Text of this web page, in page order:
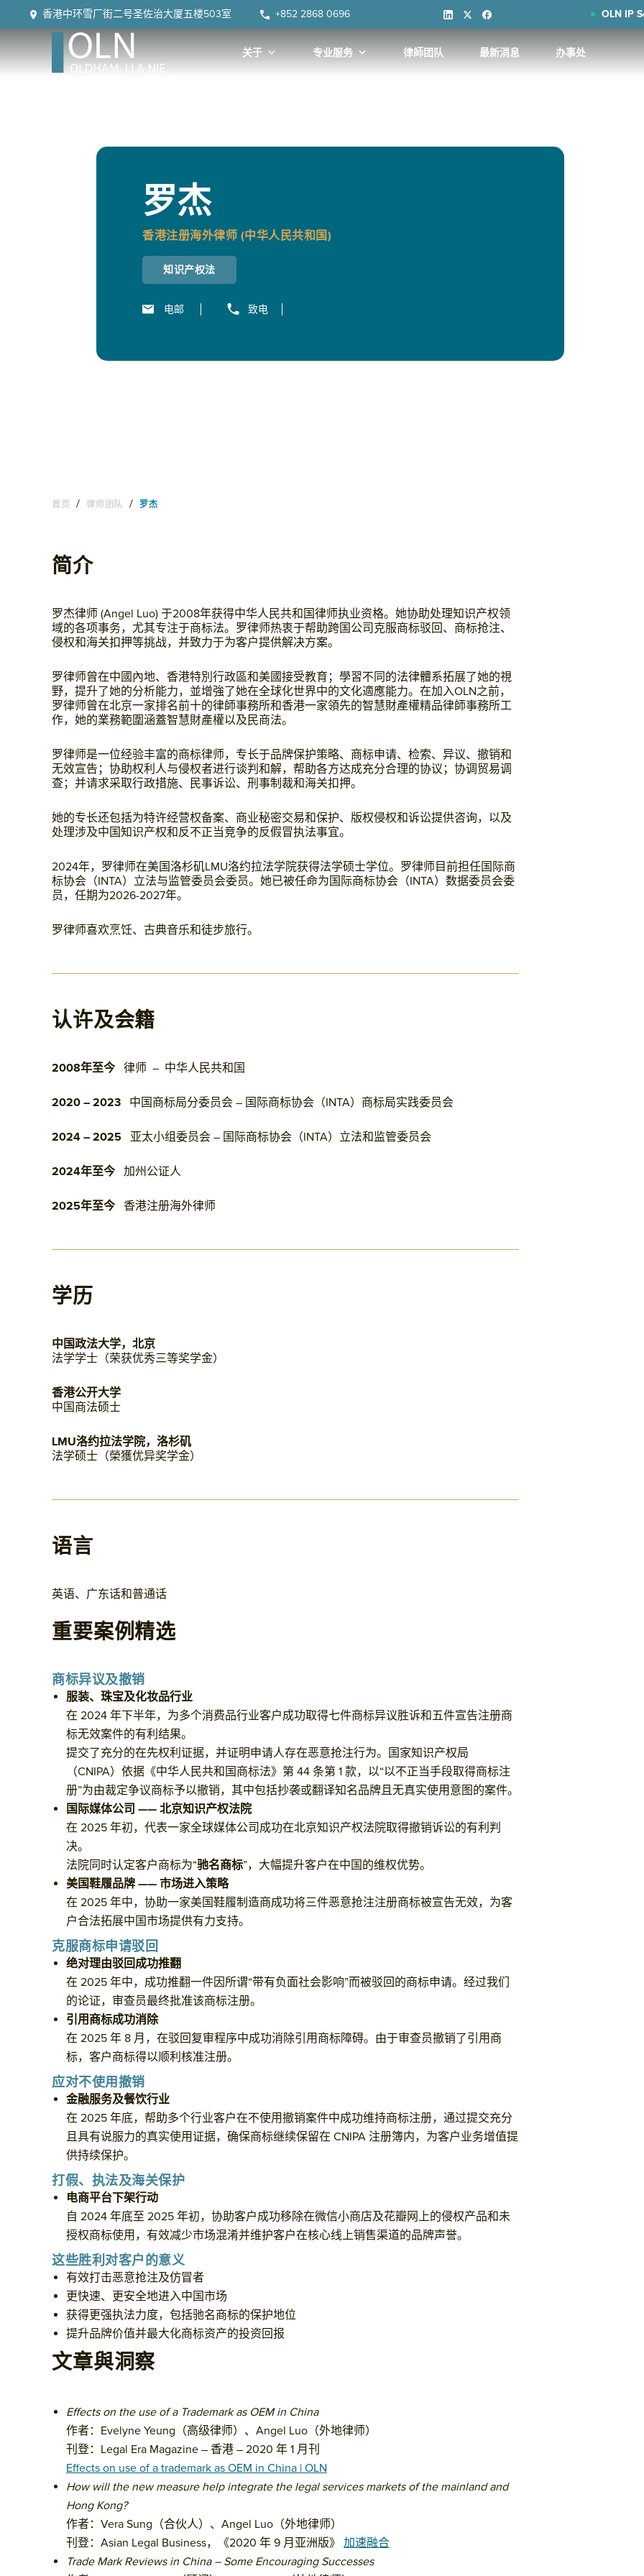
Skip
to
primary
navigation
Skip
to
main
content
Skip
to
primary
sidebar
Skip
to
footer
香港中环雪厂街二号圣佐治大厦五楼503室 +852 2868 0696 OLN IP
关于 专业服务 律師团队 最新消息 办事处
罗杰
香港注册海外律师 (中华人民共和国)
知识产权法
电邮 致电
首页 / 律师团队 / 罗杰
简介
罗杰律师 (Angel Luo) 于2008年获得中华人民共和国律师执业资格。她协助处理知识产权领
域的各项事务，尤其专注于商标法。罗律师热衷于帮助跨国公司克服商标驳回、商标抢注、
侵权和海关扣押等挑战，并致力于为客户提供解决方案。
罗律师曾在中國內地、香港特別行政區和美國接受教育；學習不同的法律體系拓展了她的視
野，提升了她的分析能力，並增強了她在全球化世界中的文化適應能力。在加入OLN之前，
罗律师曾在北京一家排名前十的律師事務所和香港一家領先的智慧財產權精品律師事務所工
作，她的業務範圍涵蓋智慧財產權以及民商法。
罗律师是一位经验丰富的商标律师，专长于品牌保护策略、商标申请、检索、异议、撤销和
无效宣告；协助权利人与侵权者进行谈判和解，帮助各方达成充分合理的协议；协调贸易调
查；并请求采取行政措施、民事诉讼、刑事制裁和海关扣押。
她的专长还包括为特许经营权备案、商业秘密交易和保护、版权侵权和诉讼提供咨询，以及
处理涉及中国知识产权和反不正当竞争的反假冒执法事宜。
2024年，罗律师在美国洛杉矶LMU洛约拉法学院获得法学硕士学位。罗律师目前担任国际商
标协会（INTA）立法与监管委员会委员。她已被任命为国际商标协会（INTA）数据委员会委
员，任期为2026-2027年。
罗律师喜欢烹饪、古典音乐和徒步旅行。
认许及会籍
2008年至今 律师 – 中华人民共和国
2020 – 2023 中国商标局分委员会 – 国际商标协会（INTA）商标局实践委员会
2024 – 2025 亚太小组委员会 – 国际商标协会（INTA）立法和监管委员会
2024年至今 加州公证人
2025年至今 香港注册海外律师
学历
中国政法大学，北京
法学学士（荣获优秀三等奖学金）
香港公开大学
中国商法硕士
LMU洛约拉法学院，洛杉矶
法学硕士（榮獲优异奖学金）
语言
英语、广东话和普通话
重要案例精选
商标异议及撤销
服装、珠宝及化妆品行业
在 2024 年下半年，为多个消费品行业客户成功取得七件商标异议胜诉和五件宣告注册商
标无效案件的有利结果。
提交了充分的在先权利证据，并证明申请人存在恶意抢注行为。国家知识产权局
（CNIPA）依据《中华人民共和国商标法》第 44 条第 1 款，以“以不正当手段取得商标注
册”为由裁定争议商标予以撤销，其中包括抄袭或翻译知名品牌且无真实使用意图的案件。
国际媒体公司 —— 北京知识产权法院
在 2025 年初，代表一家全球媒体公司成功在北京知识产权法院取得撤销诉讼的有利判
决。
法院同时认定客户商标为“驰名商标”，大幅提升客户在中国的维权优势。
美国鞋履品牌 —— 市场进入策略
在 2025 年中，协助一家美国鞋履制造商成功将三件恶意抢注注册商标被宣告无效，为客
户合法拓展中国市场提供有力支持。
克服商标申请驳回
绝对理由驳回成功推翻
在 2025 年中，成功推翻一件因所谓“带有负面社会影响”而被驳回的商标申请。经过我们
的论证，审查员最终批准该商标注册。
引用商标成功消除
在 2025 年 8 月，在驳回复审程序中成功消除引用商标障碍。由于审查员撤销了引用商
标，客户商标得以顺利核准注册。
应对不使用撤销
金融服务及餐饮行业
在 2025 年底，帮助多个行业客户在不使用撤销案件中成功维持商标注册，通过提交充分
且具有说服力的真实使用证据，确保商标继续保留在 CNIPA 注册簿内，为客户业务增值提
供持续保护。
打假、执法及海关保护
电商平台下架行动
自 2024 年底至 2025 年初，协助客户成功移除在微信小商店及花瓣网上的侵权产品和未
授权商标使用，有效减少市场混淆并维护客户在核心线上销售渠道的品牌声誉。
这些胜利对客户的意义
有效打击恶意抢注及仿冒者
更快速、更安全地进入中国市场
获得更强执法力度，包括驰名商标的保护地位
提升品牌价值并最大化商标资产的投资回报
文章與洞察
Effects on the use of a Trademark as OEM in China
作者：Evelyne Yeung（高级律师）、Angel Luo（外地律师）
刊登：Legal Era Magazine – 香港 – 2020 年 1 月刊
Effects on use of a trademark as OEM in China | OLN
How will the new measure help integrate the legal services markets of the mainland and
Hong Kong?
作者：Vera Sung（合伙人）、Angel Luo（外地律师）
刊登：Asian Legal Business，《2020 年 9 月亚洲版》 加速融合
Trade Mark Reviews in China – Some Encouraging Successes